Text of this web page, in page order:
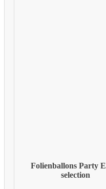
Folienballons Party E
selection